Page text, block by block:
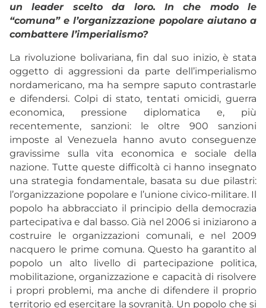
un leader scelto da loro. In che modo le
“comuna” e l’organizzazione popolare aiutano a
combattere l’imperialismo?
La rivoluzione bolivariana, fin dal suo inizio, è stata
oggetto di aggressioni da parte dell’imperialismo
nordamericano, ma ha sempre saputo contrastarle
e difendersi. Colpi di stato, tentati omicidi, guerra
economica, pressione diplomatica e, più
recentemente, sanzioni: le oltre 900 sanzioni
imposte al Venezuela hanno avuto conseguenze
gravissime sulla vita economica e sociale della
nazione. Tutte queste difficoltà ci hanno insegnato
una strategia fondamentale, basata su due pilastri:
l’organizzazione popolare e l’unione civico-militare. Il
popolo ha abbracciato il principio della democrazia
partecipativa e dal basso. Già nel 2006 si iniziarono a
costruire le organizzazioni comunali, e nel 2009
nacquero le prime comuna. Questo ha garantito al
popolo un alto livello di partecipazione politica,
mobilitazione, organizzazione e capacità di risolvere
i propri problemi, ma anche di difendere il proprio
territorio ed esercitare la sovranità. Un popolo che si